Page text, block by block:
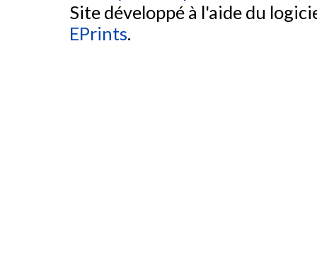
Site développé à l'aide du
EPrints.